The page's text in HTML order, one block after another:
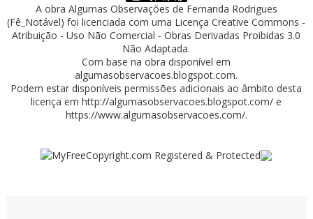
A obra Algumas Observações de Fernanda Rodrigues
(Fê_Notável) foi licenciada com uma LicençaCreative Commons -
Atribuição - Uso Não Comercial - Obras Derivadas Proibidas 3.0
Não Adaptada.
Com base na obra disponível em
algumasobservacoes.blogspot.com.
Podem estar disponíveis permissões adicionais ao âmbito desta
licença emhttp://algumasobservacoes.blogspot.com/ e
https://www.algumasobservacoes.com/.